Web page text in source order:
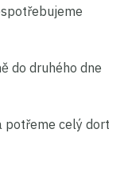
do druhého dne
potřeme celý dort